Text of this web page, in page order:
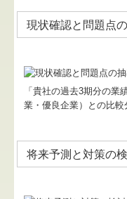
現状確認と問題点
「貴社の過去3期分の業
業・優良企業）との比較
将来予測と対策の